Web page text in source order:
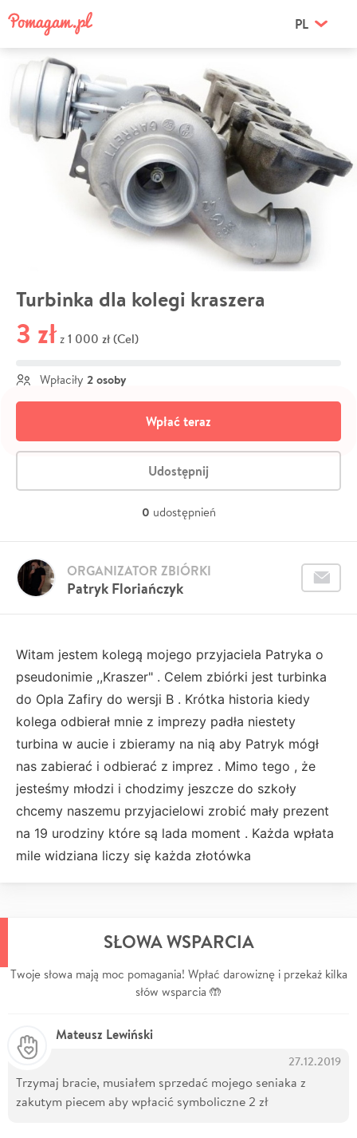
PL
Turbinka dla kolegi kraszera
3 zł z 1 000 zł (Cel)
Wpłaciły 2 osoby
Wpłać teraz
Udostępnij
0 udostępnień
Patryk Floriańczyk
ORGANIZATOR ZBIÓRKI
Witam jestem kolegą mojego przyjaciela Patryka o
pseudonimie ,,Kraszer" . Celem zbiórki jest turbinka
do Opla Zafiry do wersji B . Krótka historia kiedy
kolega odbierał mnie z imprezy padła niestety
turbina w aucie i zbieramy na nią aby Patryk mógł
nas zabierać i odbierać z imprez . Mimo tego , że
jesteśmy młodzi i chodzimy jeszcze do szkoły
chcemy naszemu przyjacielowi zrobić mały prezent
na 19 urodziny które są lada moment . Każda wpłata
mile widziana liczy się każda złotówka
SŁOWA WSPARCIA
Twoje słowa mają moc pomagania! Wpłać darowiznę i przekaż kilka
słów wsparcia 🤲
Mateusz Lewiński
27.12.2019
Trzymaj bracie, musiałem sprzedać mojego seniaka z
zakutym piecem aby wpłacić symboliczne 2 zł